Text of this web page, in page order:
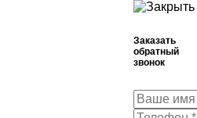
Заказать
обратный
звонок